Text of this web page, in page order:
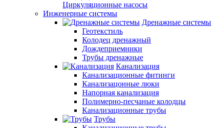
Циркуляционные насосы
Инженерные системы
Дренажные системы
Геотекстиль
Колодец дренажный
Дождеприемники
Трубы дренажные
Канализация
Канализационные фитинги
Канализацонные люки
Напорная канализация
Полимерно-песчаные колодцы
Канализационные трубы
Трубы